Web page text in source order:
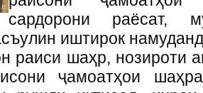
сардорони раёсат,
иштирок
раиси шаҳр, нозироти
ҷамоатҳои